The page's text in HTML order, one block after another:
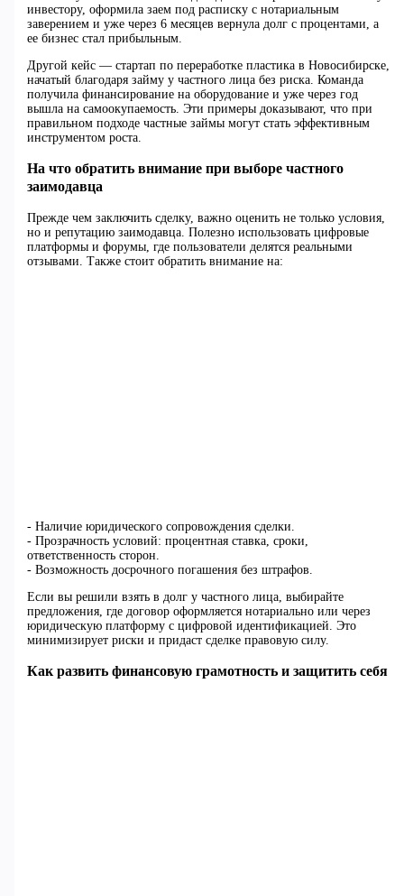
инвестору, оформила заем под расписку с нотариальным
заверением и уже через 6 месяцев вернула долг с процентами, а
ее бизнес стал прибыльным.
Другой кейс — стартап по переработке пластика в Новосибирске,
начатый благодаря займу у частного лица без риска. Команда
получила финансирование на оборудование и уже через год
вышла на самоокупаемость. Эти примеры доказывают, что при
правильном подходе частные займы могут стать эффективным
инструментом роста.
На что обратить внимание при выборе частного
заимодавца
Прежде чем заключить сделку, важно оценить не только условия,
но и репутацию заимодавца. Полезно использовать цифровые
платформы и форумы, где пользователи делятся реальными
отзывами. Также стоит обратить внимание на:
- Наличие юридического сопровождения сделки.
- Прозрачность условий: процентная ставка, сроки,
ответственность сторон.
- Возможность досрочного погашения без штрафов.
Если вы решили взять в долг у частного лица, выбирайте
предложения, где договор оформляется нотариально или через
юридическую платформу с цифровой идентификацией. Это
минимизирует риски и придаст сделке правовую силу.
Как развить финансовую грамотность и защитить себя